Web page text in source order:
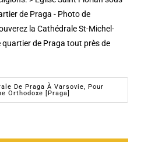
de Praga - Photo de
la Cathédrale St-Michel-
de Praga tout près de
De Praga À Varsovie, Pour
Orthodoxe [Praga]